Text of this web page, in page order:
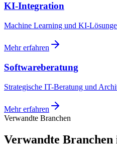
KI-Integration
Machine Learning und KI-
Mehr erfahren
Softwareberatung
Strategische IT-Beratung und
Mehr erfahren
Verwandte Branchen
Verwandte Branchen